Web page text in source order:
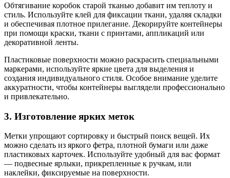
Обтягивание коробок старой тканью добавит им теплоту и
стиль. Используйте клей для фиксации ткани, удаляя складки
и обеспечивая плотное прилегание. Декорируйте контейнеры
при помощи краски, ткани с принтами, аппликаций или
декоративной ленты.
Пластиковые поверхности можно раскрасить специальными
маркерами, используйте яркие цвета для выделения и
создания индивидуального стиля. Особое внимание уделите
аккуратности, чтобы контейнеры выглядели профессионально
и привлекательно.
3. Изготовление ярких меток
Метки упрощают сортировку и быстрый поиск вещей. Их
можно сделать из яркого фетра, плотной бумаги или даже
пластиковых карточек. Используйте удобный для вас формат
— подвесные ярлыки, прикрепленные к ручкам, или
наклейки, фиксируемые на поверхности.